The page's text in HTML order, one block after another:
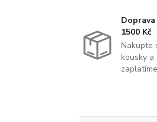
1500 Kč
Nakupte
kousky a